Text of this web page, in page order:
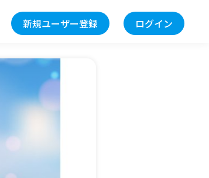
新規ユーザー登録 ログイン